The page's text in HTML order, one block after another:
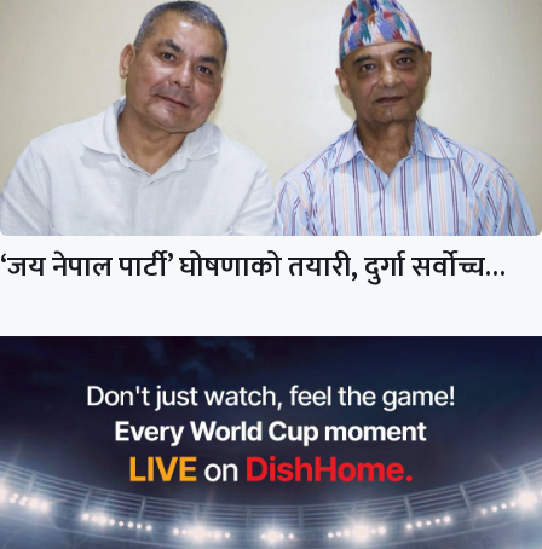
‘जय नेपाल पार्टी’ घोषणाको तयारी, दुर्गा सर्वोच्च…